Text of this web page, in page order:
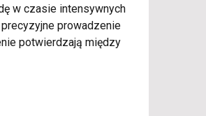
w czasie intensywnych
prowadzenie
potwierdzają między